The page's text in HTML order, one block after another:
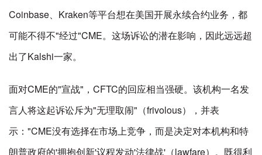
Coinbase、Kraken等平台想在美国开展永续合约业务，都
可能不得不"经过"CME。这场诉讼的潜在影响，因此远远超
出了Kalshi一家。
面对CME的"宣战"，CFTC的回应相当强硬。该机构一名发
言人将这起诉讼斥为"无理取闹"（frivolous），并表
示："CME没有选择在市场上竞争，而是决定对本机构和特
朗普政府的'拥抱创新'议程发动'法律战'（lawfare）。既得利